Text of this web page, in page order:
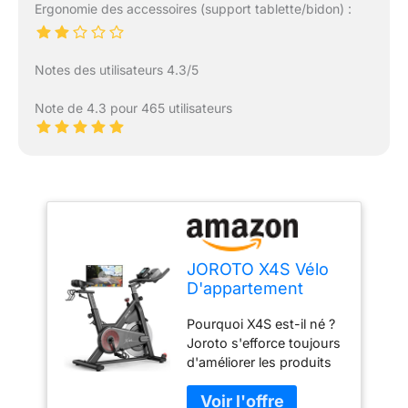
Ergonomie des accessoires (support tablette/bidon) :
Notes des utilisateurs 4.3/5
Note de 4.3 pour 465 utilisateurs
JOROTO X4S Vélo
D'appartement
D'intérieur avec
Valeur de
Résistance
Magnétique Lisible
et Entraînement par
Pourquoi X4S est-il né ?
Joroto s'efforce toujours
d'améliorer les produits
ergonomie et une